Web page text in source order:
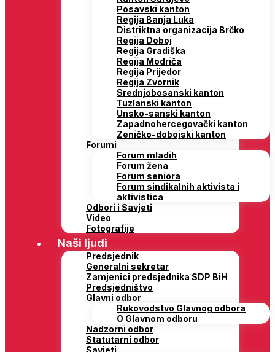
Posavski kanton
Regija Banja Luka
Distriktna organizacija Brčko
Regija Doboj
Regija Gradiška
Regija Modriča
Regija Prijedor
Regija Zvornik
Srednjobosanski kanton
Tuzlanski kanton
Unsko-sanski kanton
Zapadnohercegovački kanton
Zeničko-dobojski kanton
Forumi
Forum mladih
Forum žena
Forum seniora
Forum sindikalnih aktivista i
aktivistica
Odbori i Savjeti
Video
Fotografije
Naši ljudi
Predsjednik
Generalni sekretar
Zamjenici predsjednika SDP BiH
Predsjedništvo
Glavni odbor
Rukovodstvo Glavnog odbora
O Glavnom odboru
Nadzorni odbor
Statutarni odbor
Savjeti